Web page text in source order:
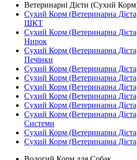
Ветеринарні Дієти (Сухий
Сухий Корм (Ветеринарна
ШКТ
Сухий Корм (Ветеринарна
Нирок
Сухий Корм (Ветеринарна
Печінки
Сухий Корм (Ветеринарна
Сухий Корм (Ветеринарна
Сухий Корм (Ветеринарна
Сухий Корм (Ветеринарна
Сухий Корм (Ветеринарна
Сухий Корм (Ветеринарна
Системи
Сухий Корм (Ветеринарна
Сухий Корм (Ветеринарна